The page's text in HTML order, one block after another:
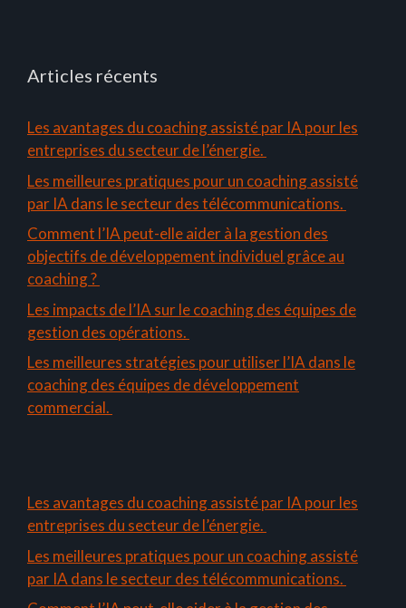
Articles récents
Les avantages du coaching assisté par IA pour les
entreprises du secteur de l’énergie.
Les meilleures pratiques pour un coaching assisté
par IA dans le secteur des télécommunications.
Comment l’IA peut-elle aider à la gestion des
objectifs de développement individuel grâce au
coaching ?
Les impacts de l’IA sur le coaching des équipes de
gestion des opérations.
Les meilleures stratégies pour utiliser l’IA dans le
coaching des équipes de développement
commercial.
Les avantages du coaching assisté par IA pour les
entreprises du secteur de l’énergie.
Les meilleures pratiques pour un coaching assisté
par IA dans le secteur des télécommunications.